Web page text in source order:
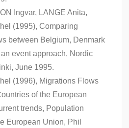
Ingvar, LANGE Anita,
(1995), Comparing
between Belgium, Denmark
event approach, Nordic
June 1995.
(1996), Migrations Flows
of the European
trends, Population
European Union, Phil